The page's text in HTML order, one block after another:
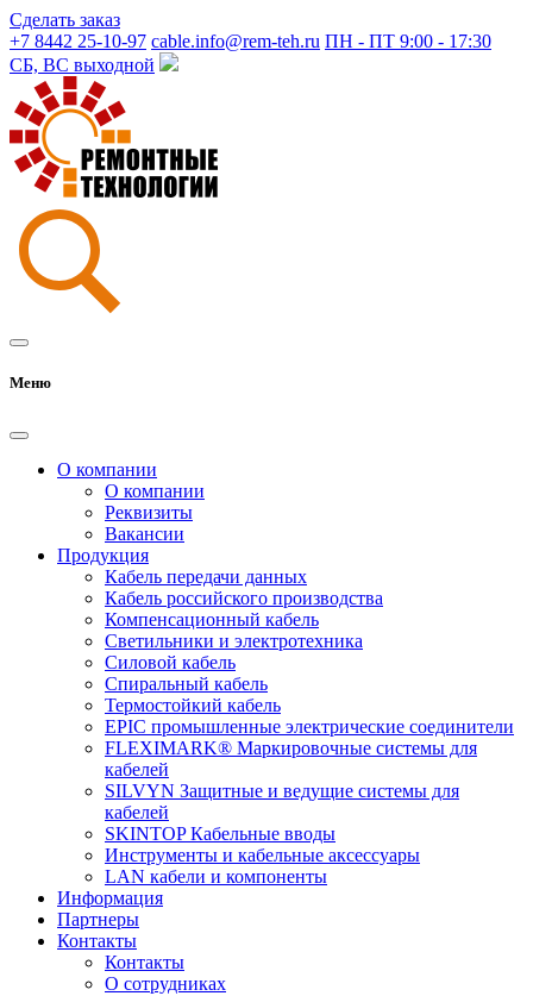
Сделать заказ
+7 8442 25-10-97 cable.info@rem-teh.ru ПН - ПТ 9:00 - 17:30
СБ, ВС выходной
Меню
О компании
О компании
Реквизиты
Вакансии
Продукция
Кабель передачи данных
Кабель российского производства
Компенсационный кабель
Светильники и электротехника
Силовой кабель
Спиральный кабель
Термостойкий кабель
EPIC промышленные электрические соединители
FLEXIMARK® Маркировочные системы для
кабелей
SILVYN Защитные и ведущие системы для
кабелей
SKINTOP Кабельные вводы
Инструменты и кабельные аксессуары
LAN кабели и компоненты
Информация
Партнеры
Контакты
Контакты
О сотрудниках